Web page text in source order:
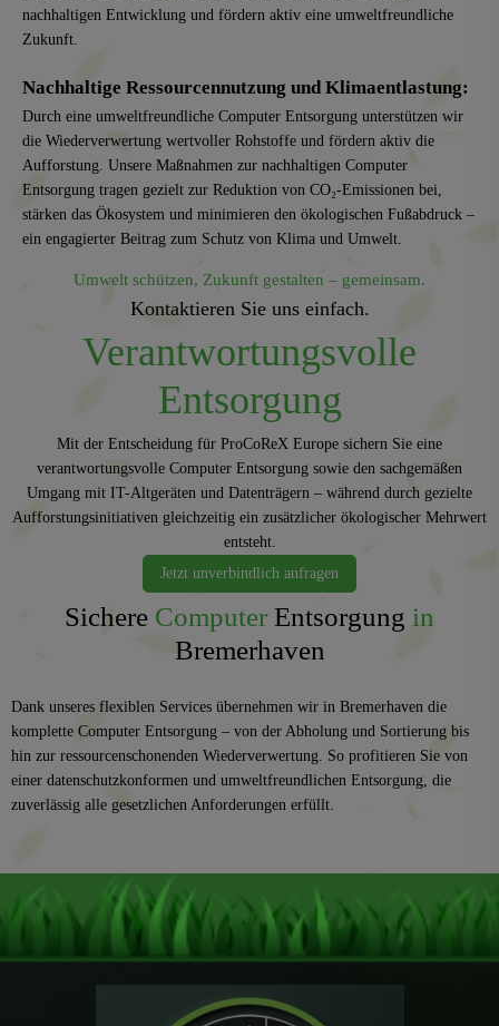
nachhaltigen Entwicklung und fördern aktiv eine umweltfreundliche
Zukunft.
Nachhaltige Ressourcennutzung und Klimaentlastung:
Durch eine umweltfreundliche Computer Entsorgung unterstützen wir
die Wiederverwertung wertvoller Rohstoffe und fördern aktiv die
Aufforstung. Unsere Maßnahmen zur nachhaltigen Computer
Entsorgung tragen gezielt zur Reduktion von CO₂-Emissionen bei,
stärken das Ökosystem und minimieren den ökologischen Fußabdruck –
ein engagierter Beitrag zum Schutz von Klima und Umwelt.
Umwelt schützen, Zukunft gestalten – gemeinsam.
Kontaktieren Sie uns einfach.
Verantwortungsvolle
Entsorgung
Mit der Entscheidung für ProCoReX Europe sichern Sie eine
verantwortungsvolle Computer Entsorgung sowie den sachgemäßen
Umgang mit IT-Altgeräten und Datenträgern – während durch gezielte
Aufforstungsinitiativen gleichzeitig ein zusätzlicher ökologischer Mehrwert
entsteht.
Jetzt unverbindlich anfragen
Sichere Computer Entsorgung in
Bremerhaven
Dank unseres flexiblen Services übernehmen wir in Bremerhaven die
komplette Computer Entsorgung – von der Abholung und Sortierung bis
hin zur ressourcenschonenden Wiederverwertung. So profitieren Sie von
einer datenschutzkonformen und umweltfreundlichen Entsorgung, die
zuverlässig alle gesetzlichen Anforderungen erfüllt.